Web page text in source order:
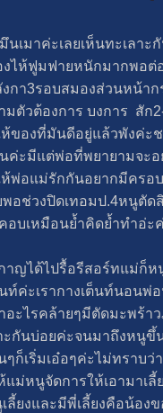
มาค่ะเลยเห็นทะเลาะกั
ไห้ฟูมฟายหนักมากพอต่
กา3รอบสมองส่วนหน้าก
ตัวต้องการ บงการ สัก
ของที่มันดีอยู่แล้วพังค่ะ
ค่ะมีแต่พ่อที่พยายามจะ
พ่อแม่รักกันอยากมีครอ
อช่วงปิดเทอมป.4หนูตัด
อบเหมือนย้ำคิดย้ำทำอ่ะ
าญได้ไปรื้อรีสอร์ทแม่ก็ห
ท์ค่ะเรากางเต็นท์นอนพ่
ะไรคล้ายๆมีตัดมะพร้า
ะกันบ่อยค่ะจนมาถึงหนู
เริ่มเอ๋อๆค่ะไม่ทราบว่า
ม่หนูจัดการให้เอามาเลี้
ยงและมีพี่เลี้ยงคือน้องข